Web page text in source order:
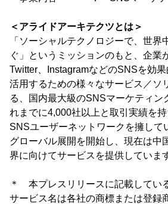
＜アライドアーキテクツとは＞
「ソーシャルテクノロジーで、世界
ぐ」というミッションのもと、企業
Twitter、InstagramなどのSNSを効
活用するための様々なサービス／ソ
る、国内最大級のSNSマーケティン
れまでに4,000社以上と取引実績を
SNSユーザーネットワークを擁して
グローバル展開を開始し、現在は中
界に向けてサービスを提供していま
＊ 本プレスリリースに記載してい
サービス名は各社の商標または登録